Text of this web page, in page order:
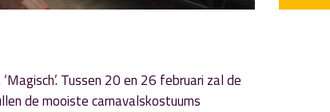
Tussen 20 en 26 februari zal de
de mooiste carnavalskostuums